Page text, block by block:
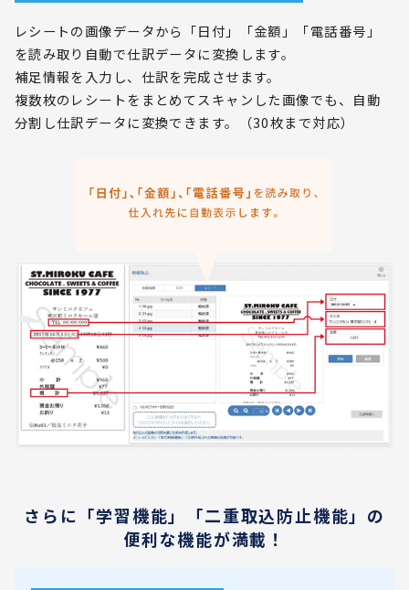
レシートの画像データから「日付」「金額」「電話番号」
を読み取り自動で仕訳データに変換します。
補足情報を入力し、仕訳を完成させます。
複数枚のレシートをまとめてスキャンした画像でも、自動
分割し仕訳データに変換できます。（30枚まで対応）
さらに「学習機能」「二重取込防止機能」の
便利な機能が満載！